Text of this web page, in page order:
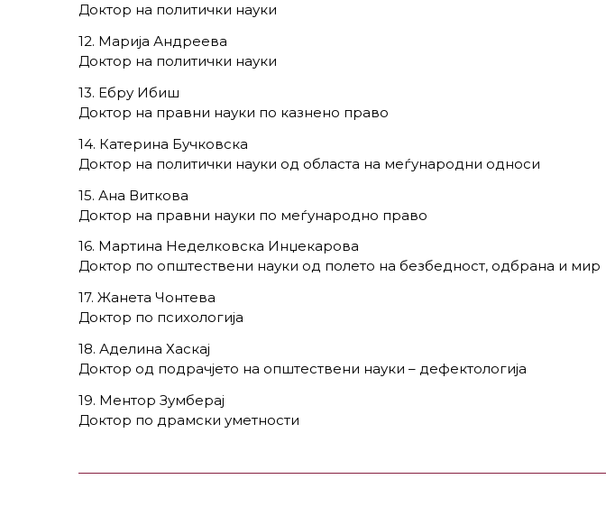
Доктор на политички науки
12. Марија Андреева
Доктор на политички науки
13. Ебру Ибиш
Доктор на правни науки по казнено право
14. Катерина Бучковска
Доктор на политички науки од областа на меѓународни односи
15. Ана Виткова
Доктор на правни науки по меѓународно право
16. Мартина Неделковска Инџекарова
Доктор по општествени науки од полето на безбедност, одбрана и мир
17. Жанета Чонтева
Доктор по психологија
18. Аделина Хаскај
Доктор од подрачјето на општествени науки – дефектологија
19. Ментор Зумберај
Доктор по драмски уметности